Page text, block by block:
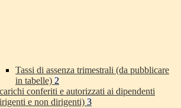
Tassi di assenza trimestrali (da pubblicare
in tabelle) 2
conferiti e autorizzati ai dipendenti
e non dirigenti) 3